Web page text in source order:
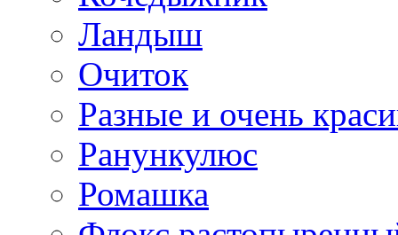
Ландыш
Очиток
Разные и очень
Ранункулюс
Ромашка